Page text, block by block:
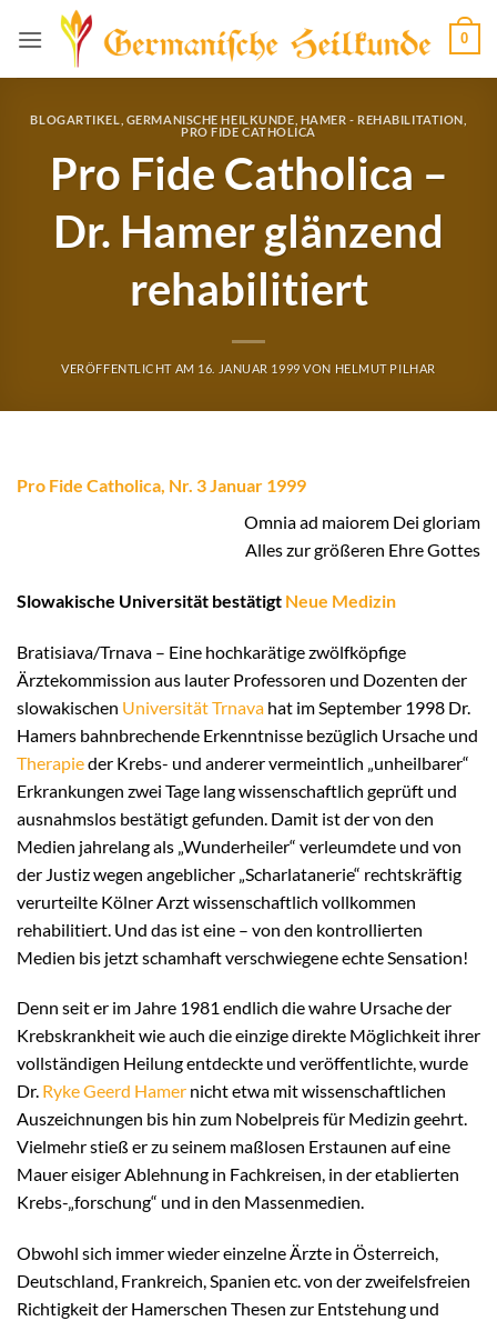
Inhalt
0
BLOGARTIKEL GERMANISCHE HEILKUNDE HAMER - REHABILITATION
PRO FIDE CATHOLICA
Pro Fide Catholica –
Dr. Hamer glänzend
rehabilitiert
VERÖFFENTLICHT AM 16. JANUAR 1999 VON HELMUT PILHAR
Pro Fide Catholica, Nr. 3 Januar 1999
Omnia ad maiorem Dei gloriam
Alles zur größeren Ehre Gottes
Slowakische Universität bestätigt Neue Medizin
Bratisiava/Trnava – Eine hochkarätige zwölfköpfige
Ärztekommission aus lauter Professoren und Dozenten der
slowakischen Universität Trnava hat im September 1998 Dr.
Hamers bahnbrechende Erkenntnisse bezüglich Ursache und
Therapieder Krebs- und anderer vermeintlich „unheilbarer“
Erkrankungen zwei Tage lang wissenschaftlich geprüft und
ausnahmslos bestätigt gefunden. Damit ist der von den
Medien jahrelang als „Wunderheiler“ verleumdete und von
der Justiz wegen angeblicher „Scharlatanerie“ rechtskräftig
verurteilte Kölner Arzt wissenschaftlich vollkommen
rehabilitiert. Und das ist eine – von den kontrollierten
Medien bis jetzt schamhaft verschwiegene echte Sensation!
Denn seit er im Jahre 1981 endlich die wahre Ursache der
Krebskrankheit wie auch die einzige direkte Möglichkeit ihrer
vollständigen Heilung entdeckte und veröffentlichte, wurde
Dr. Ryke Geerd Hamer nicht etwa mit wissenschaftlichen
Auszeichnungen bis hin zum Nobelpreis für Medizin geehrt.
Vielmehr stieß er zu seinem maßlosen Erstaunen auf eine
Mauer eisiger Ablehnung in Fachkreisen, in der etablierten
Krebs-„forschung“ und in den Massenmedien.
Obwohl sich immer wieder einzelne Ärzte in Österreich,
Deutschland, Frankreich, Spanien etc. von der zweifelsfreien
Richtigkeit der Hamerschen Thesen zur Entstehung und